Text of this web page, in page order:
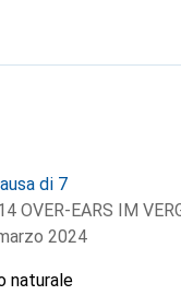
di 7
OVER-EARS IM
2024
naturale